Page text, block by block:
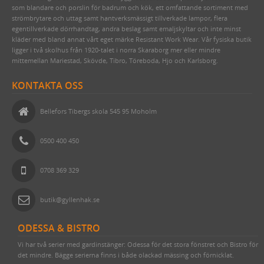
GOLVLAMPOR
KLASSISKA PORSLINSLAMPOR
ELMONTERADE FOTOGENLAMPOR
SPOTLIGHTS I KLASSISK STIL
TILLBEHÖR & RESERVDELAR
1950-TAL
WILMAS NATURPRODUKTER
RAKHYVLAR & RAKTVÅLAR
TRÄDGÅRDSREDSKAP
KAFFEBRYGGARE MED MERA
FÖR SKRIVBORDET
DRICKSGLAS, VINGLAS & KARAFFER
TVÅ GÅNGER CARL
FUNKIS
BÅRDER
HANDSMIDDA, SVARTBRÄNDA SPIKAR
ROSETTSPIK
BLANK TRÅDSPIK
KOPPARSPIK KVADRAT
DEKORSPIK
STÅLSKRUV
FÖRNICKLAD MÄSSINGSSKRUV
FÖRNICKLAD STÅLSKRUV
LINDREV
YLLESNÖREN/ULLSNÖRE
TJÄRDREV
FRÅN HAVET
FRÅN JORDEN
EGNA EMALJSKYLTAR I VITT/SVART
NUMMERSKYLTAR I MÄSSING FÖR HUS
EGNA SKYLTAR I EMALJ & MÄSSING
SIFFROR OCH BOKSTÄVER I MÄSSING
VITA MED SVART TEXT
SKYLTAR MED SYMBOLER
VERKTYG & YXOR
PENSLAR FÖR LINOLJEFÄRGSMÅLNING
YXOR & BILOR
SPEEDHEATER (FÄRGBORTTAGNING)
FÄRGSKRAPOR MED MERA
STUCKATUR
ÖVRIGT
WEBBUTIK
ÖPPETTIDER
SÅ HÄR HANDLAR DU
som blandare och porslin för badrum och kök, ett omfattande sortiment med
strömbrytare och uttag samt hantverksmässigt tillverkade lampor, flera
egentillverkade dörrhandtag, andra beslag samt emaljskyltar och inte minst
kläder med bland annat vårt eget märke Resistant Work Wear. Vår fysiska butik
ligger i två skolhus från 1920-talet i norra Skaraborg mer eller mindre
mittemellan Mariestad, Skövde, Tibro, Töreboda, Hjo och Karlsborg.
KONTAKTA OSS
Bellefors Tibergs skola 545 95 Moholm
0500 400 450
0708 369 329
butik@gyllenhak.se
ODESSA & BISTRO
Vi har två serier med gardinstänger: Odessa för det stora fönstret och Bistro för
det mindre. Bägge serierna finns i både olackad mässing och förnicklat.